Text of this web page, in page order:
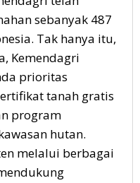
sebanyak 487
Tak hanya itu,
Kemendagri
prioritas
tanah gratis
program
hutan.
melalui berbagai